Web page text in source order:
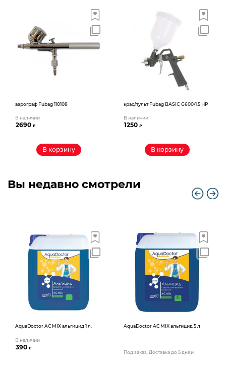
аэрограф Fubag 110108
В наличии
2690₽
В корзину
крас/пульт Fubag BASIC G600/1.5 HP
В наличии
1250₽
В корзину
Вы недавно смотрели
AquaDoctor AС MIX альгицид 1 л.
В наличии
390₽
AquaDoctor AС MIX альгицид 5 л
Под заказ. Доставка до 5 дней